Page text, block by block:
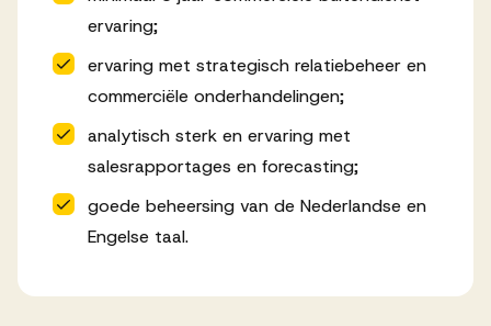
ervaring;
ervaring met strategisch relatiebeheer en
commerciële onderhandelingen;
analytisch sterk en ervaring met
salesrapportages en forecasting;
goede beheersing van de Nederlandse en
Engelse taal.